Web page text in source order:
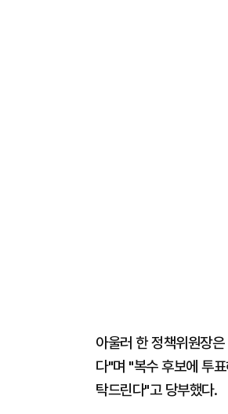
아울러 한 정책위원장
다"며 "복수 후보에 투
탁드린다"고 당부했다.